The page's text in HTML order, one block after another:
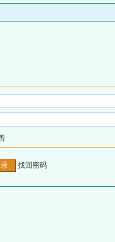
找回密码